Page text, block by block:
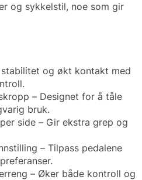
og sykkelstil, noe som gir
og økt kontakt med
– Designet for å tåle
bruk.
side – Gir ekstra grep og
– Tilpass pedalene
– Øker både kontroll og